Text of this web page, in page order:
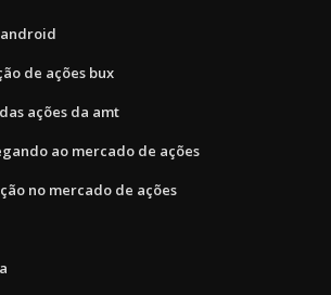
de ações bux
ações da amt
ao mercado de ações
no mercado de ações